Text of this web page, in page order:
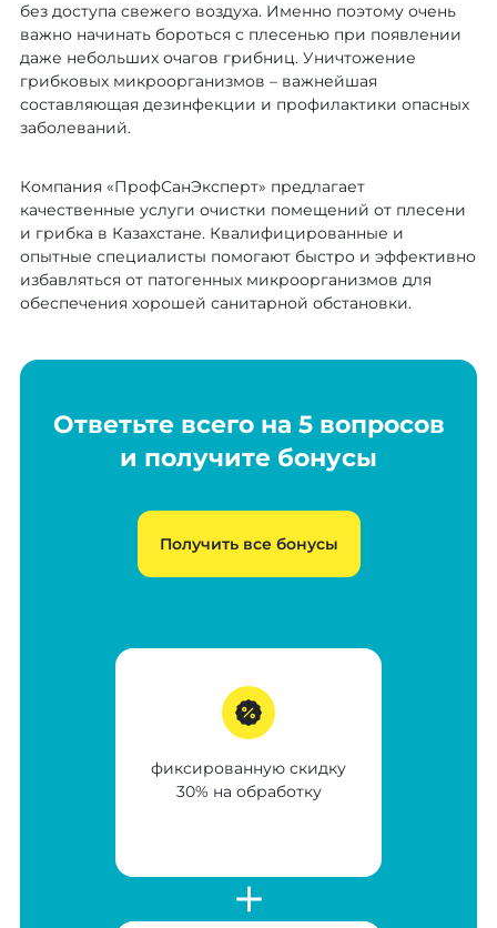
без доступа свежего воздуха. Именно поэтому очень
важно начинать бороться с плесенью при появлении
даже небольших очагов грибниц. Уничтожение
грибковых микроорганизмов – важнейшая
составляющая дезинфекции и профилактики опасных
заболеваний.
Компания «ПрофСанЭксперт» предлагает
качественные услуги очистки помещений от плесени
и грибка в Казахстане. Квалифицированные и
опытные специалисты помогают быстро и эффективно
избавляться от патогенных микроорганизмов для
обеспечения хорошей санитарной обстановки.
Ответьте всего на 5 вопросов
и получите бонусы
Получить все бонусы
фиксированную скидку
30% на обработку